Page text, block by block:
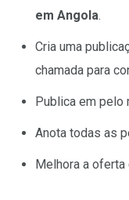
em Angola.
Cria uma
chamada para
Publica em pelo
Anota todas as
Melhora a